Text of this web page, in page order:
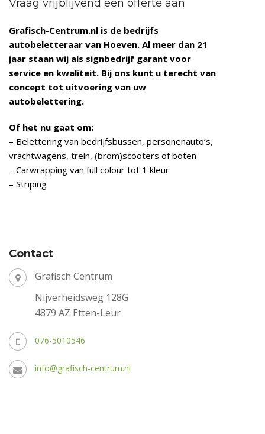
Vraag vrijblijvend een offerte aan
Grafisch-Centrum.nl is de bedrijfs
autobeletteraar van Hoeven. Al meer dan 21
jaar staan wij als signbedrijf garant voor
service en kwaliteit. Bij ons kunt u terecht van
concept tot uitvoering van uw
autobelettering.
Of het nu gaat om:
– Belettering van bedrijfsbussen, personenauto’s,
vrachtwagens, trein, (brom)scooters of boten
– Carwrapping van full colour tot 1 kleur
– Striping
Contact
Grafisch Centrum
Nijverheidsweg 128G
4879 AZ Etten-Leur
076-5010546
info@grafisch-centrum.nl